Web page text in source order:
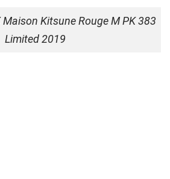
Maison Kitsune Rouge M PK 383
Limited 2019